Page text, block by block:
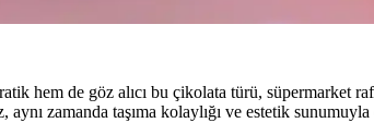
de göz alıcı bu çikolata türü, süpermarket
zamanda taşıma kolaylığı ve estetik sunumuyla